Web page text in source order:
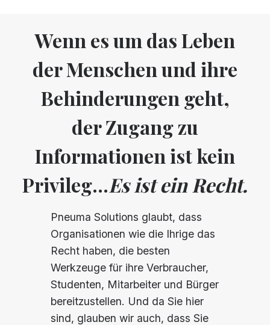
Wenn es um das Leben
der Menschen und ihre
Behinderungen geht,
der Zugang zu
Informationen ist kein
Privileg...Es ist ein Recht.
Pneuma Solutions glaubt, dass
Organisationen wie die Ihrige das
Recht haben, die besten
Werkzeuge für ihre Verbraucher,
Studenten, Mitarbeiter und Bürger
bereitzustellen. Und da Sie hier
sind, glauben wir auch, dass Sie